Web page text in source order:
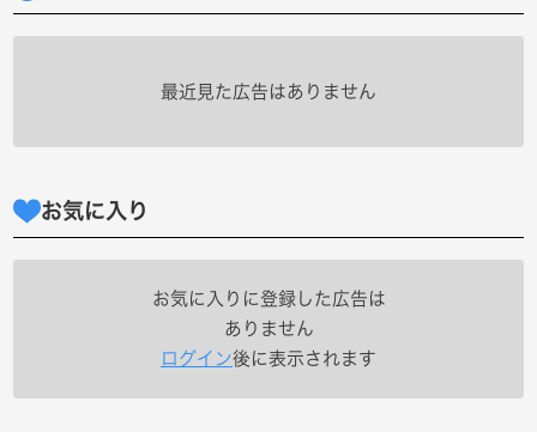
最近見た広告はありません
お気に入り
お気に入りに登録した広告は
ありません
ログイン後に表示されます